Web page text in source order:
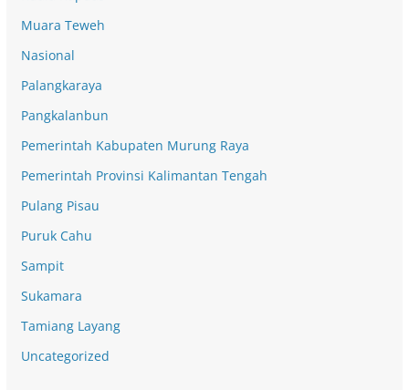
Muara Teweh
Nasional
Palangkaraya
Pangkalanbun
Pemerintah Kabupaten Murung Raya
Pemerintah Provinsi Kalimantan Tengah
Pulang Pisau
Puruk Cahu
Sampit
Sukamara
Tamiang Layang
Uncategorized